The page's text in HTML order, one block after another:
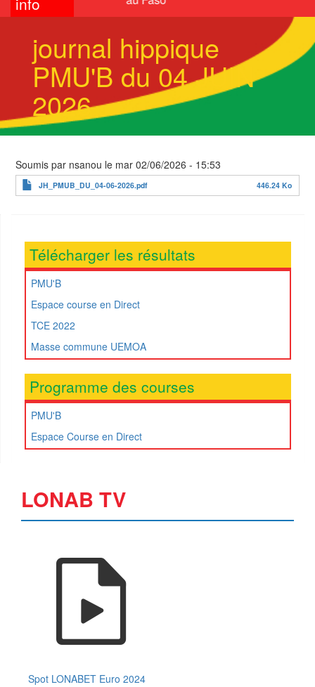
journal hippique
PMU'B du 04 JUIN
2026
Soumis par nsanou le mar 02/06/2026 - 15:53
JH_PMUB_DU_04-06-2026.pdf 446.24 Ko
Télécharger les résultats
PMU'B
Espace course en Direct
TCE 2022
Masse commune UEMOA
Programme des courses
PMU'B
Espace Course en Direct
LONAB TV
Spot LONABET Euro 2024